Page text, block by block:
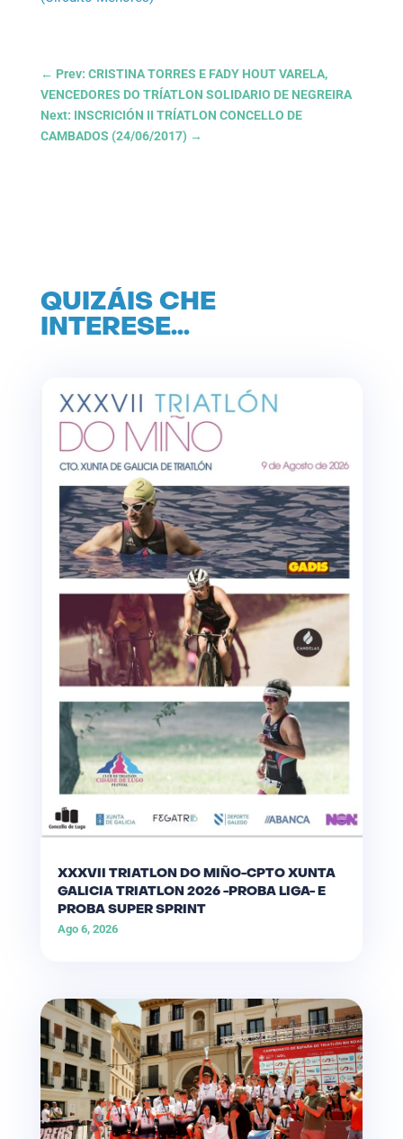
← Prev: CRISTINA TORRES E FADY HOUT VARELA,
VENCEDORES DO TRÍATLON SOLIDARIO DE NEGREIRA
Next: INSCRICIÓN II TRÍATLON CONCELLO DE
CAMBADOS (24/06/2017) →
QUIZÁIS CHE
INTERESE…
XXXVII TRIATLON DO MIÑO-CPTO XUNTA
GALICIA TRIATLON 2026 -PROBA LIGA- E
PROBA SUPER SPRINT
Ago 6, 2026